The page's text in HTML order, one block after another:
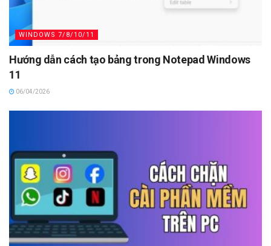
WINDOWS 7/8/10/11
Hướng dẫn cách tạo bảng trong Notepad Windows
11
06/04/2026